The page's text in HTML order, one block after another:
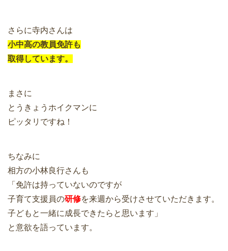
さらに寺内さんは
小中高の教員免許も
取得しています。
まさに
とうきょうホイクマンに
ピッタリですね！
ちなみに
相方の小林良行さんも
「免許は持っていないのですが
子育て支援員の研修を来週から受けさせていただきます。
子どもと一緒に成長できたらと思います」
と意欲を語っています。